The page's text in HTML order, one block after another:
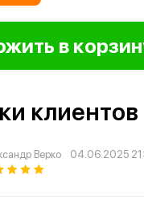
клиентов
Верко 04.06.2025